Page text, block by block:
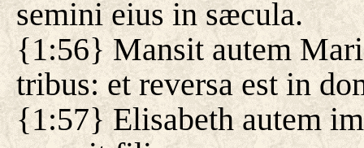
semini eius in sæcula.
{1:56} Mansit autem
tribus: et reversa est in
{1:57} Elisabeth autem